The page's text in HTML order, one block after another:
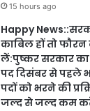
15 hours ago
Happy
काबिल हों तो फौरन
लें:पुष्कर सरकार
पद दिसंबर से पहले
पदों को भरने की
जल्द से जल्द कम